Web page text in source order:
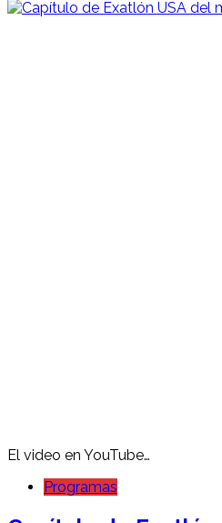
El video en YouTube…
Programas